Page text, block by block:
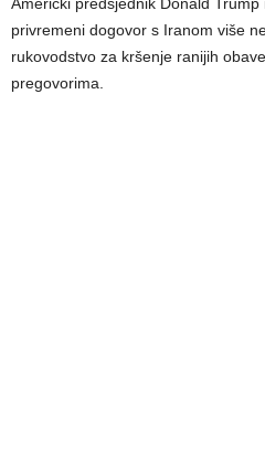
Američki predsjednik Donald
privremeni dogovor s Iranom više
rukovodstvo za kršenje ranijih
pregovorima.